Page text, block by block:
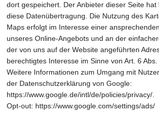
dort gespeichert. Der Anbieter dieser Seite hat
diese Datenübertragung. Die Nutzung des
Maps erfolgt im Interesse einer
unseres Online-Angebots und an der
der von uns auf der Website angeführten
berechtigtes Interesse im Sinne von Art. 6 Abs.
Weitere Informationen zum Umgang mit
der Datenschutzerklärung von Google:
https://www.google.de/intl/de/policies/privacy/.
Opt-out: https://www.google.com/settings/ads/